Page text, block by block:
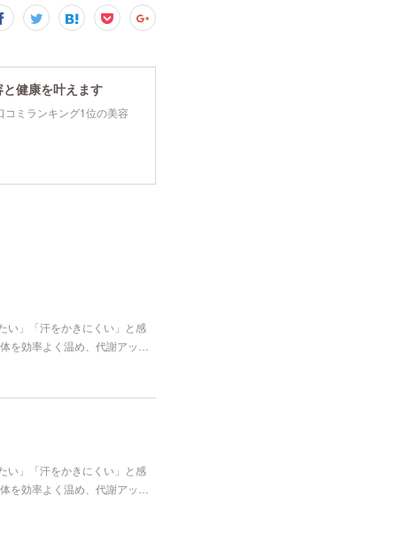
健康を叶えます
ミランキング1位の美容
い」「汗をかきにくい」と感
を効率よく温め、代謝アッ…
い」「汗をかきにくい」と感
を効率よく温め、代謝アッ…